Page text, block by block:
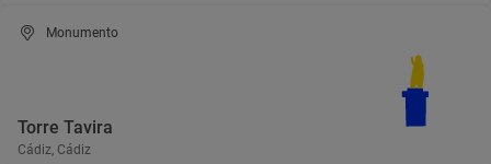
Monumento
Torre Tavira
Cádiz, Cádiz